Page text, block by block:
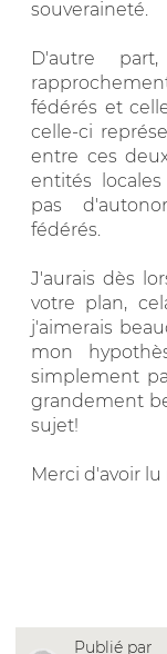
souveraineté.
D'autre
fédérés et
celle-ci
entre ces
entités
pas
fédérés.
J'aurais dès
votre plan,
j'aimerais
mon
simplement
grandement
sujet!
Merci d'avoir
Publié par